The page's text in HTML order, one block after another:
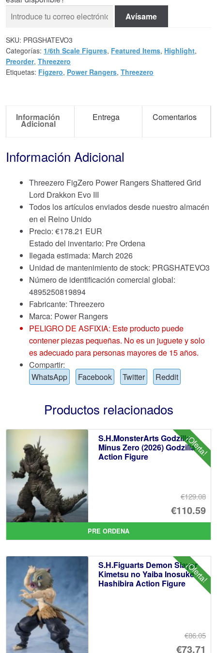
Avísame
SKU: PRGSHATEVO3
Categorías: 1/6th Scale Figures, Featured Items, Highlight,
Preorder, Threezero
Etiquetas: Figzero, Power Rangers, Threezero
Información
Adicional
Entrega Comentarios
Información Adicional
Threezero FigZero Power Rangers Shattered Grid
Lord Drakkon Evo III
Todos los artículos enviados desde nuestro almacén
en el Reino Unido
Precio: €178.21 EUR
Estado del inventario: Pre Ordena
Ilegada estimada: March 2026
Unidad de mantenimiento de stock: PRGSHATEVO3
Número de identificación comercial global:
4895250819894
Fabricante: Threezero
Marca: Power Rangers
PELIGRO DE ASFIXIA: Este producto puede
contener piezas pequeñas. No es un juguete y solo
es adecuado para personas mayores de 15 años.
Compartir:
WhatsApp
Facebook Twitter Reddit
Productos relacionados
¡Oferta!
S.H.MonsterArts Godzilla
Minus Zero (2026) Godzilla
Action Figure
€129.08
El
€110.59
El
PRE ORDENA
¡Oferta!
S.H.Figuarts Demon Slayer
Kimetsu no Yaiba Inosuke
Hashibira Action Figure
€86.05
€73.71